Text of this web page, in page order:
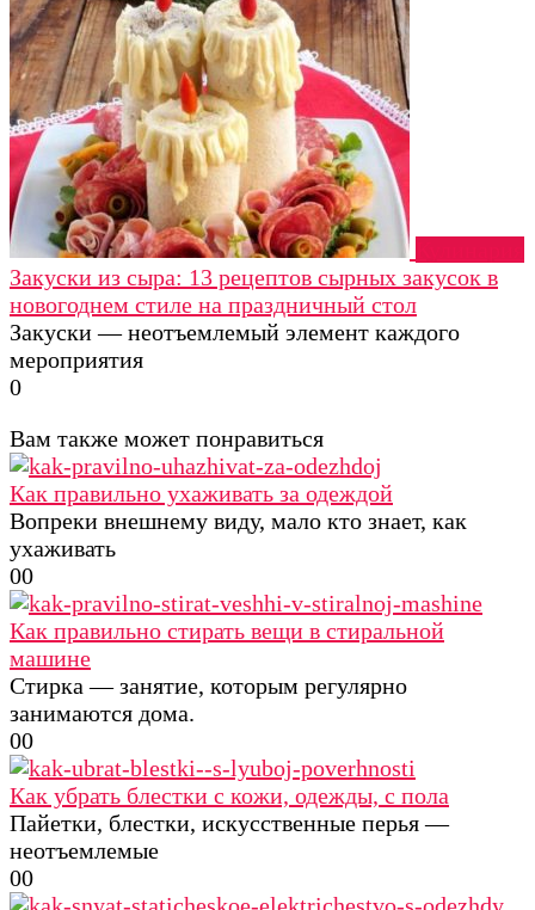
Закуски из сыра: 13 рецептов сырных закусок в
новогоднем стиле на праздничный стол
Закуски — неотъемлемый элемент каждого
мероприятия
0
Вам также может понравиться
Как правильно ухаживать за одеждой
Вопреки внешнему виду, мало кто знает, как
ухаживать
00
Как правильно стирать вещи в стиральной
машине
Стирка — занятие, которым регулярно
занимаются дома.
00
Как убрать блестки с кожи, одежды, с пола
Пайетки, блестки, искусственные перья —
неотъемлемые
00